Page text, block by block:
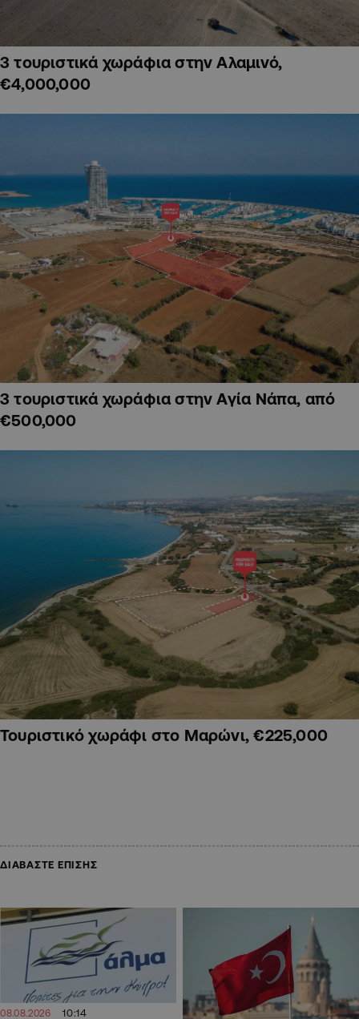
3 τουριστικά χωράφια στην Αλαμινό,
€4,000,000
3 τουριστικά χωράφια στην Αγία Νάπα, από
€500,000
Τουριστικό χωράφι στο Μαρώνι, €225,000
ΔΙΑΒΑΣΤΕ ΕΠΙΣΗΣ
08.08.2026 10:14